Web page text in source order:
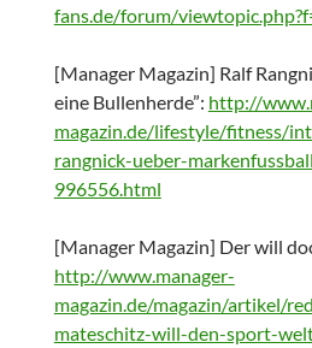
fans.de/forum/
[Manager Magazin] Ralf
eine Bullenherde”: http://
magazin.de/lifestyle/fitness/
rangnick-ueber-
996556.html
[Manager Magazin] Der will
http://www.manager-
magazin.de/magazin/artikel/
mateschitz-will-den-sport-